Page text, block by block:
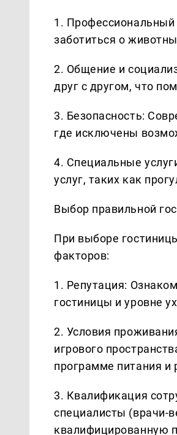
1. Профессиональный
заботиться о
2. Общение и
друг с другом, что
3. Безопасность:
где исключены
4. Специальные
услуг, таких как
Выбор правильной
При выборе
факторов:
1. Репутация:
гостиницы и уровне
2. Условия
игрового
программе питания и
3. Квалификация
специалисты (врачи-
квалифицированную